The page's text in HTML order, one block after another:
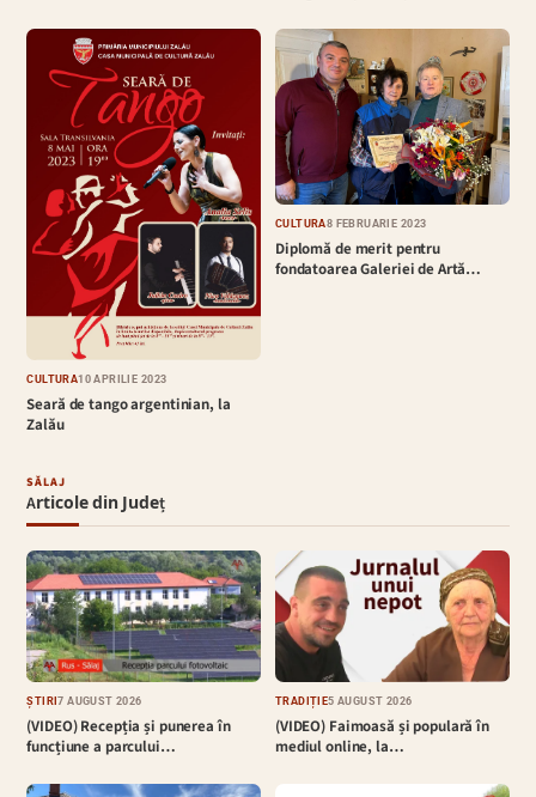
CULTURĂ10 APRILIE 2023
Seară de tango argentinian, la
Zalău
CULTURĂ8 FEBRUARIE 2023
Diplomă de merit pentru
fondatoarea Galeriei de Artă…
SĂLAJ
Articole din Județ
ȘTIRI7 AUGUST 2026
(VIDEO) Recepția și punerea în
funcțiune a parcului…
TRADIȚIE5 AUGUST 2026
(VIDEO) Faimoasă și populară în
mediul online, la…